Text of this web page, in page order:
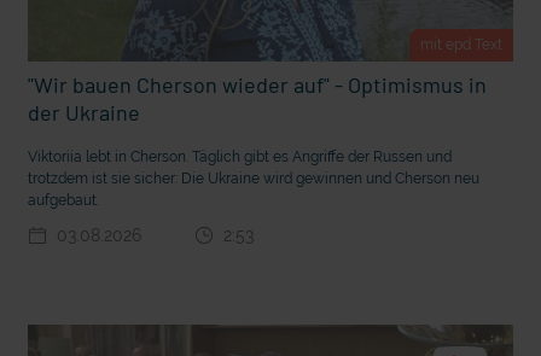
Ein Bauernhof als Klassenzimmer
mit epd Text
"Wir bauen Cherson wieder auf" - Optimismus in
der Ukraine
Viktoriia lebt in Cherson. Täglich gibt es Angriffe der Russen und
trotzdem ist sie sicher: Die Ukraine wird gewinnen und Cherson neu
aufgebaut.
03.08.2026 2:53